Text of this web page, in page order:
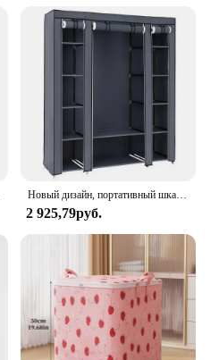
Новый дизайн, портативный шкаф, шкаф, вешалка для одежды, органайзер для хранения, Прочная полка
2 925,79руб.